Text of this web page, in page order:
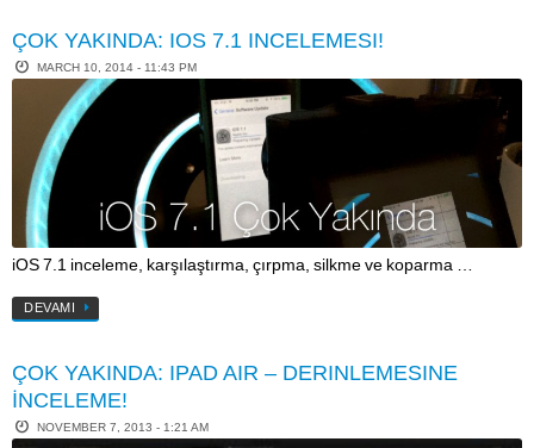
ÇOK YAKINDA: IOS 7.1 INCELEMESI!
MARCH 10, 2014 - 11:43 PM
iOS 7.1 inceleme, karşılaştırma, çırpma, silkme ve koparma …
DEVAMI
ÇOK YAKINDA: IPAD AIR – DERINLEMESINE
İNCELEME!
NOVEMBER 7, 2013 - 1:21 AM